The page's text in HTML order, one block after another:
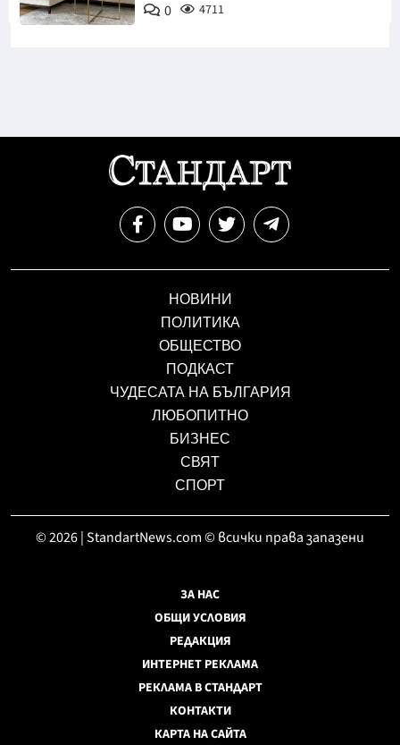
0 4711
НОВИНИ
ПОЛИТИКА
ОБЩЕСТВО
ПОДКАСТ
ЧУДЕСАТА НА БЪЛГАРИЯ
ЛЮБОПИТНО
БИЗНЕС
СВЯТ
СПОРТ
© 2026 | StandartNews.com © всички права запазени
ЗА НАС
ОБЩИ УСЛОВИЯ
РЕДАКЦИЯ
ИНТЕРНЕТ РЕКЛАМА
РЕКЛАМА В СТАНДАРТ
КОНТАКТИ
КАРТА НА САЙТА